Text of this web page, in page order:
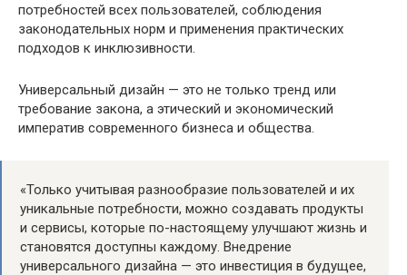
потребностей всех пользователей, соблюдения
законодательных норм и применения практических
подходов к инклюзивности.
Универсальный дизайн — это не только тренд или
требование закона, а этический и экономический
императив современного бизнеса и общества.
«Только учитывая разнообразие пользователей и их
уникальные потребности, можно создавать продукты
и сервисы, которые по-настоящему улучшают жизнь и
становятся доступны каждому. Внедрение
универсального дизайна — это инвестиция в будущее,